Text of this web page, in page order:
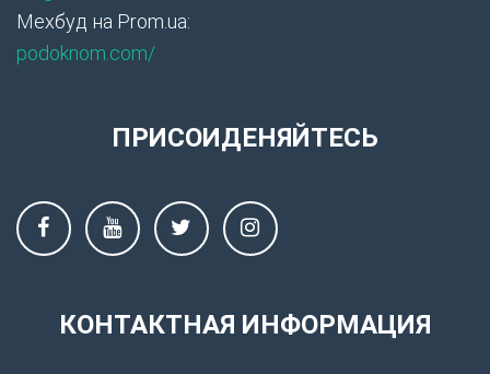
Мехбуд на Prom.ua:
podoknom.com/
ПРИСОИДЕНЯЙТЕСЬ
КОНТАКТНАЯ ИНФОРМАЦИЯ